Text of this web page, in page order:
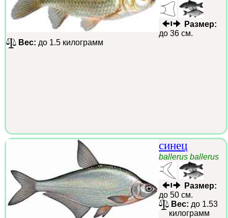
Размер:
до 36 см.
Вес: до 1.5 килограмм
синец
ballerus ballerus
Размер:
до 50 см.
Вес: до 1.53
килограмм